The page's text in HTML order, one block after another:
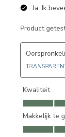
Ja, Ik
Product
Kwaliteit
Kwaliteit, 5.0
Makkelijk te
Makkelijk te